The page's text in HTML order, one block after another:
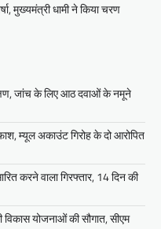
मुख्यमंत्री धामी ने किया चरण
जांच के लिए आठ दवाओं के नमूने
म्यूल अकाउंट गिरोह के दो आरोपित
करने वाला गिरफ्तार, 14 दिन की
योजनाओं की सौगात, सीएम